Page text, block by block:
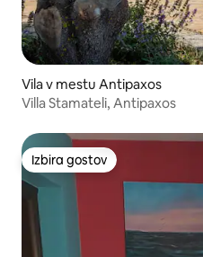
Vila v mestu Antipaxos
Villa Stamateli, Antipaxos
Izbira gostov
Izbira gostov